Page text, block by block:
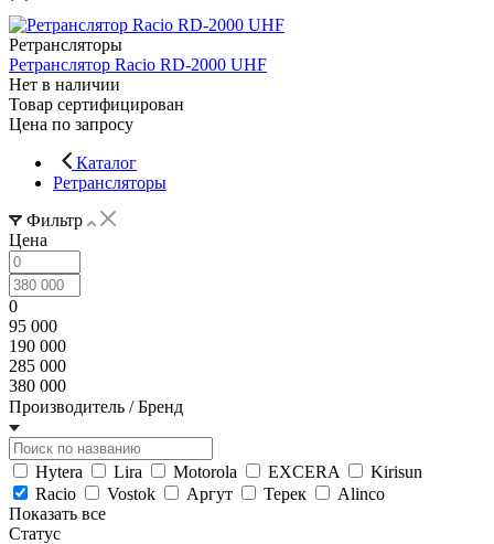
Ретрансляторы
Ретранслятор Racio RD-2000 UHF
Нет в наличии
Товар сертифицирован
Цена по запросу
Каталог
Ретрансляторы
Фильтр
Цена
0
95 000
190 000
285 000
380 000
Производитель / Бренд
Hytera Lira Motorola EXCERA
Kirisun
Racio
Vostok Аргут Терек
Alinco
Показать все
Статус